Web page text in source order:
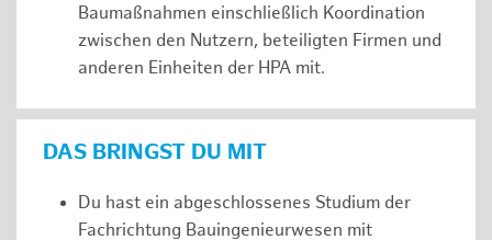
Baumaßnahmen einschließlich Koordination
zwischen den Nutzern, beteiligten Firmen und
anderen Einheiten der HPA mit.
DAS BRINGST DU MIT
Du hast ein abgeschlossenes Studium der
Fachrichtung Bauingenieurwesen mit